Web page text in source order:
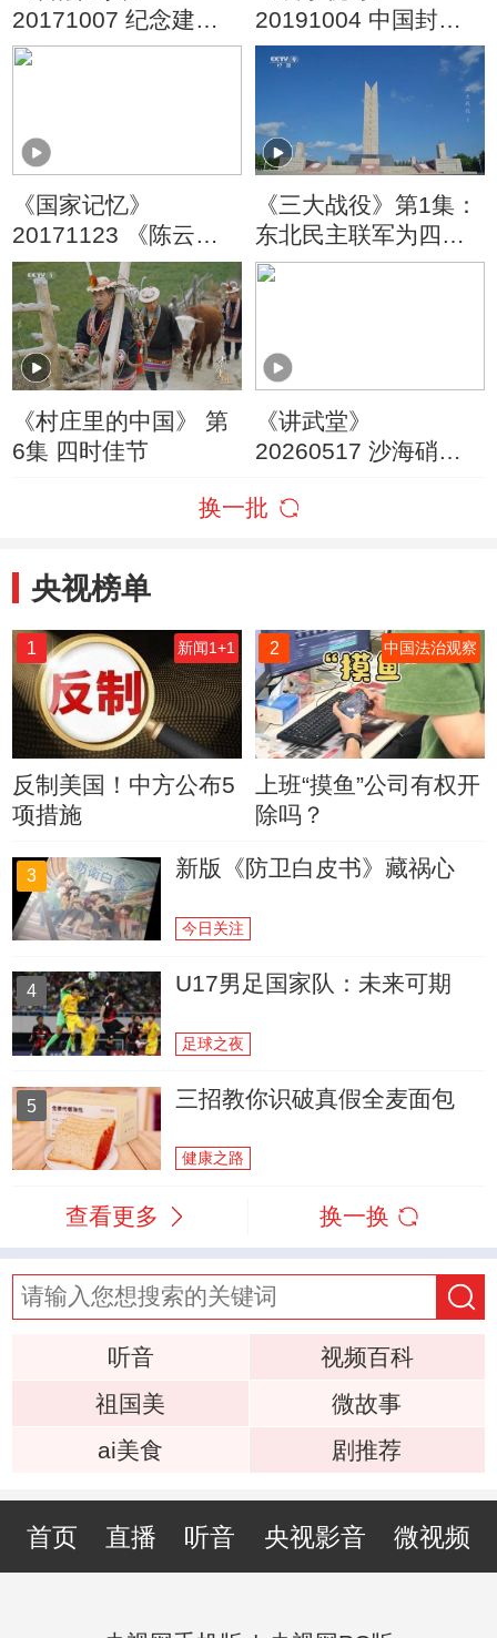
20171007 纪念建军
九十周年特别节目 蛟
20191004 中国封面
第二集
《国家记忆》
20171123 《陈云与
四保临江》系列 第二
集 一锤定音
《三大战役》第1集：
东北民主联军为四平
赢得了“英雄城”的称号
《村庄里的中国》 第
6集 四时佳节
《讲武堂》
20260517 沙海硝
十六计 第1集 胜战计
换一批
央视榜单
1 新闻1+1
反制美国！中方公布5
项措施
2 中国法治观察
上班“摸鱼”公司有权开
除吗？
3 新版《防卫白皮书》藏祸心
今日关注
4 U17男足国家队：未来可期
足球之夜
5 三招教你识破真假全麦面包
健康之路
查看更多 换一换
听音
视频百科
祖国美
微故事
ai美食
剧推荐
首页 直播 听音 央视影音 微视频